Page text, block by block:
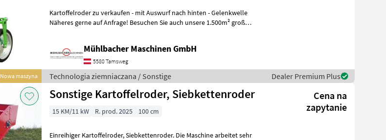
Nowa maszyna
Kartoffelroder zu verkaufen - mit Auswurf nach hinten - Gelenkwelle
Näheres gerne auf Anfrage! Besuchen Sie auch unsere 1.500m² große
Mühlbacher Maschinen GmbH
5580 Tamsweg
Technologia ziemniaczana / Sonstige Dealer Premium Plus
Sonstige Kartoffelroder, Siebkettenroder
Cena na
zapytanie
15 KM/11 kW R. prod. 2025 100 cm
Einreihiger Kartoffelroder, Siebkettenroder. Die Maschine arbeitet sehr